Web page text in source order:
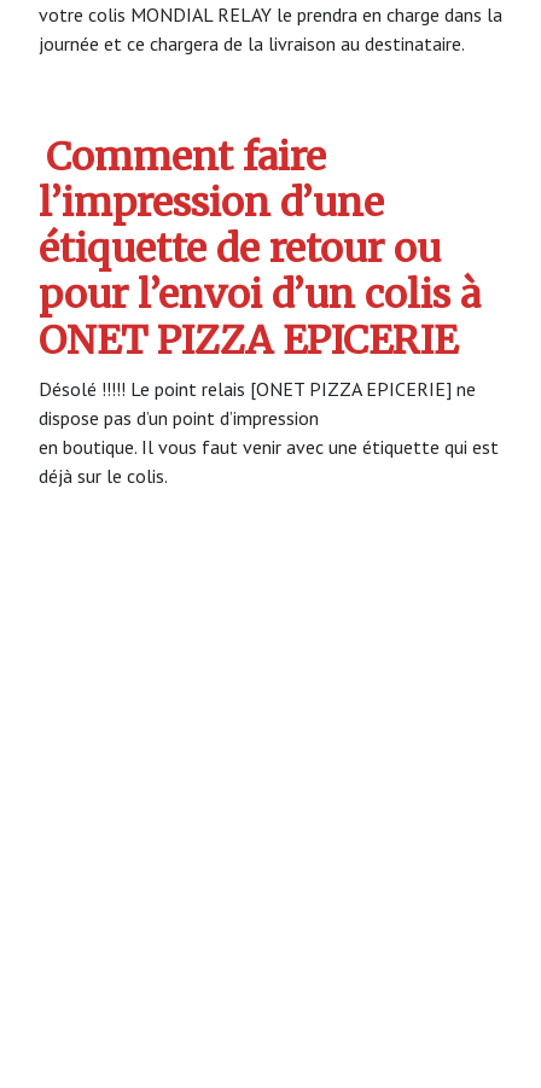
votre colis MONDIAL RELAY le prendra en charge dans la
journée et ce chargera de la livraison au destinataire.
Comment faire
l’impression d’une
étiquette de retour ou
pour l’envoi d’un colis à
ONET PIZZA EPICERIE
Désolé !!!!! Le point relais [ONET PIZZA EPICERIE] ne
dispose pas d’un point d’impression
en boutique. Il vous faut venir avec une étiquette qui est
déjà sur le colis.